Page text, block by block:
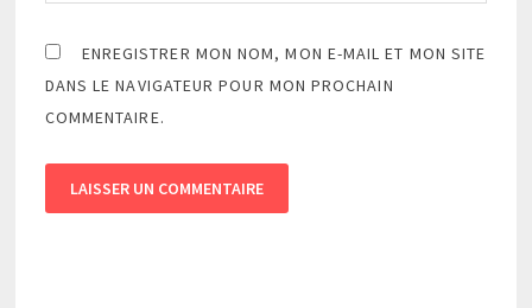
ENREGISTRER MON NOM, MON E-MAIL ET MON SITE
DANS LE NAVIGATEUR POUR MON PROCHAIN
COMMENTAIRE.